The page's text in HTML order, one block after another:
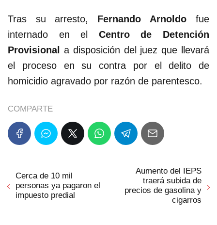
Tras su arresto, Fernando Arnoldo fue
internado en el Centro de Detención
Provisional a disposición del juez que llevará
el proceso en su contra por el delito de
homicidio agravado por razón de parentesco.
COMPARTE
Cerca de 10 mil
personas ya pagaron el
impuesto predial
Aumento del IEPS
traerá subida de
precios de gasolina y
cigarros